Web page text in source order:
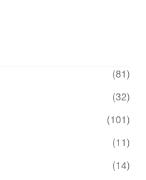
(81)
(32)
(101)
(11)
(14)